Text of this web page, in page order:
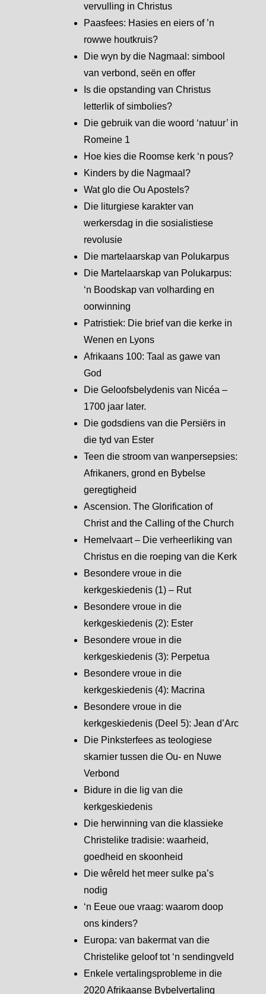
vervulling in Christus
Paasfees: Hasies en eiers of ’n
rowwe houtkruis?
Die wyn by die Nagmaal: simbool
van verbond, seën en offer
Is die opstanding van Christus
letterlik of simbolies?
Die gebruik van die woord ‘natuur’ in
Romeine 1
Hoe kies die Roomse kerk ‘n pous?
Kinders by die Nagmaal?
Wat glo die Ou Apostels?
Die liturgiese karakter van
werkersdag in die sosialistiese
revolusie
Die martelaarskap van Polukarpus
Die Martelaarskap van Polukarpus:
‘n Boodskap van volharding en
oorwinning
Patristiek: Die brief van die kerke in
Wenen en Lyons
Afrikaans 100: Taal as gawe van
God
Die Geloofsbelydenis van Nicéa –
1700 jaar later.
Die godsdiens van die Persiërs in
die tyd van Ester
Teen die stroom van wanpersepsies:
Afrikaners, grond en Bybelse
geregtigheid
Ascension. The Glorification of
Christ and the Calling of the Church
Hemelvaart – Die verheerliking van
Christus en die roeping van die Kerk
Besondere vroue in die
kerkgeskiedenis (1) – Rut
Besondere vroue in die
kerkgeskiedenis (2): Ester
Besondere vroue in die
kerkgeskiedenis (3): Perpetua
Besondere vroue in die
kerkgeskiedenis (4): Macrina
Besondere vroue in die
kerkgeskiedenis (Deel 5): Jean d’Arc
Die Pinksterfees as teologiese
skarnier tussen die Ou- en Nuwe
Verbond
Bidure in die lig van die
kerkgeskiedenis
Die herwinning van die klassieke
Christelike tradisie: waarheid,
goedheid en skoonheid
Die wêreld het meer sulke pa’s
nodig
‘n Eeue oue vraag: waarom doop
ons kinders?
Europa: van bakermat van die
Christelike geloof tot ‘n sendingveld
Enkele vertalingsprobleme in die
2020 Afrikaanse Bybelvertaling